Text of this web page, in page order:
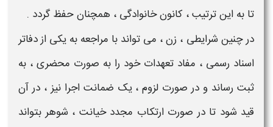
تا به این ترتیب ، کانون خانوادگی ، همچنان حفظ گردد .
در چنین شرایطی ، زن، می تواند با مراجعه به یکی ازدفاتر
اسناد رسمی ، مفاد تعهداتخود را به صورت محضری ، به
ثبت رساند و در صورت لزوم ، یک ضمانت اجرا نیز ، در آن
قید شود تا در صورت ارتکاب مجدد خیانت ، شوهر بتواند